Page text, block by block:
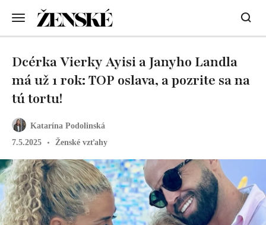
Katarína Podolinská
7.5.2025
Ženské vzťahy
Dcérka Vierky Ayisi a Janyho Landla
má už 1 rok: TOP oslava, a pozrite sa na
tú tortu!